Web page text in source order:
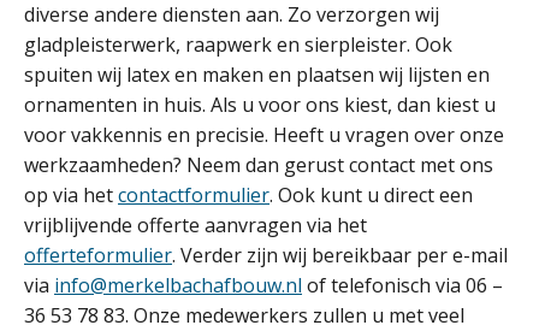
diverse andere diensten aan. Zo verzorgen wij
gladpleisterwerk, raapwerk en sierpleister. Ook
spuiten wij latex en maken en plaatsen wij lijsten en
ornamenten in huis. Als u voor ons kiest, dan kiest u
voor vakkennis en precisie. Heeft u vragen over onze
werkzaamheden? Neem dan gerust contact met ons
op via hetcontactformulier. Ook kunt u direct een
vrijblijvende offerte aanvragen via het
offerteformulier. Verder zijn wij bereikbaar per e-mail
via info@merkelbachafbouw.nl of telefonisch via 06 –
36 53 78 83. Onze medewerkers zullen u met veel